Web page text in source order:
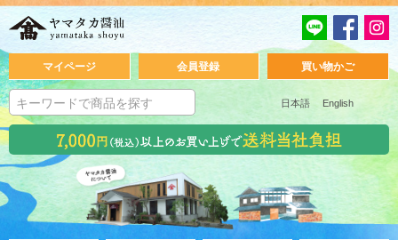
マイページ 会員登録 買い物かご
日本語 English